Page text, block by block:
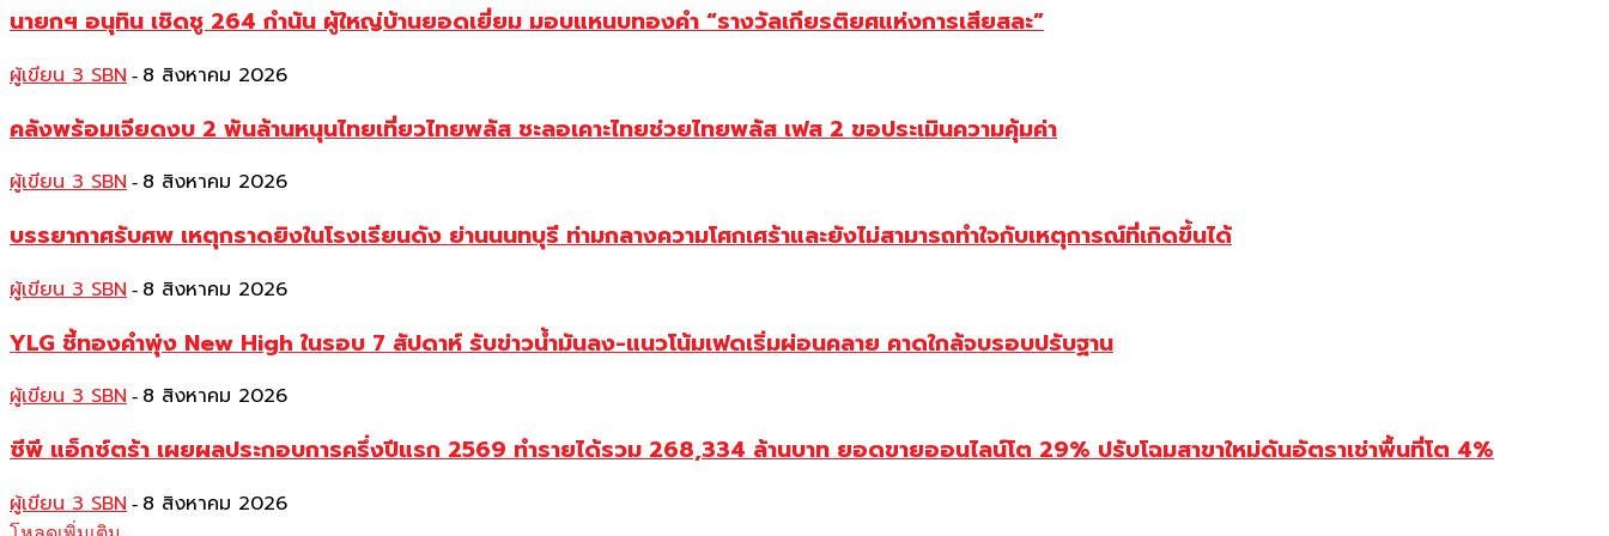
นายกฯ อนุทิน เชิดชู 264 กำนัน ผู้ใหญ่บ้านยอดเยี่ยม มอบแหนบทองคำ “รางวัลเกียรติยศแห่งการเสียสละ”
ผู้เขียน 3 SBN - 8 สิงหาคม 2026
คลังพร้อมเจียดงบ 2 พันล้านหนุนไทยเที่ยวไทยพลัส ชะลอเคาะไทยช่วยไทยพลัส เฟส 2 ขอประเมินความคุ้มค่า
ผู้เขียน 3 SBN - 8 สิงหาคม 2026
บรรยากาศรับศพ เหตุกราดยิงในโรงเรียนดัง ย่านนนทบุรี ท่ามกลางความโศกเศร้าและยังไม่สามารถทำใจกับเหตุการณ์ที่เกิดขึ้นได้
ผู้เขียน 3 SBN - 8 สิงหาคม 2026
YLG ชี้ทองคำพุ่ง New High ในรอบ 7 สัปดาห์ รับข่าวน้ำมันลง-แนวโน้มเฟดเริ่มผ่อนคลาย คาดใกล้จบรอบปรับฐาน
ผู้เขียน 3 SBN - 8 สิงหาคม 2026
ซีพี แอ็กซ์ตร้า เผยผลประกอบการครึ่งปีแรก 2569 ทำรายได้รวม 268,334 ล้านบาท ยอดขายออนไลน์โต 29% ปรับโฉมสาขาใหม่ดันอัตราเช่าพื้นที่โต 4%
ผู้เขียน 3 SBN - 8 สิงหาคม 2026